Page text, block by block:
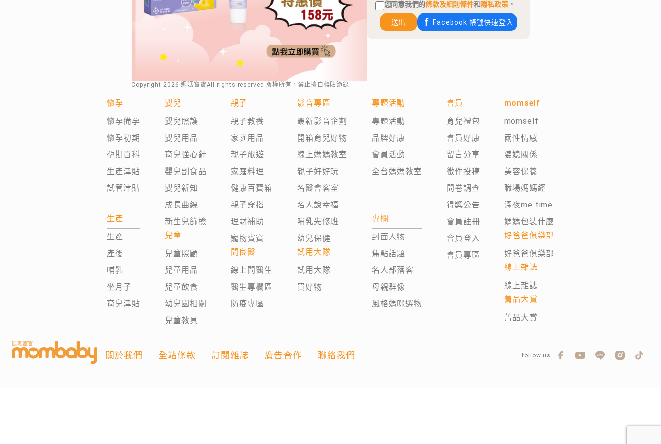
Copyright 2026 .媽媽寶寶All rights reserved.版權所有，禁止擅自轉貼節錄
您同意我們的條款及細則條件和隱私政策 。
送出 Facebook 帳號快速登入
懷孕
懷孕備孕
懷孕初期
孕期百科
生產津貼
試管津貼
生產
生產
產後
哺乳
坐月子
育兒津貼
嬰兒
嬰兒照護
嬰兒用品
育兒強心針
嬰兒副食品
嬰兒新知
成長曲線
新生兒篩檢
兒童
兒童照顧
兒童用品
兒童飲食
幼兒園相關
兒童教具
親子
親子教養
家庭用品
親子旅遊
家庭料理
健康百寶箱
親子穿搭
理財補助
寵物寶寶
問良醫
線上問醫生
醫生專欄區
防疫專區
影音專區
最新影音企劃
開箱育兒好物
線上媽媽教室
親子好好玩
名醫會客室
名人說幸福
哺乳先修班
幼兒保健
試用大隊
試用大隊
買好物
專題活動
專題活動
品牌好康
會員活動
全台媽媽教室
專欄
封面人物
焦點話題
名人部落客
母親群像
風格媽咪選物
會員
育兒禮包
會員好康
留言分享
徵件投稿
問卷調查
得獎公告
會員註冊
會員登入
會員專區
momself
momself
兩性情感
婆媳關係
美容保養
職場媽媽經
深夜me time
媽媽包裝什麼
好爸爸俱樂部
好爸爸俱樂部
線上雜誌
線上雜誌
菁品大賞
菁品大賞
關於我們 全站條款 訂閱雜誌 廣告合作 聯絡我們 follow us